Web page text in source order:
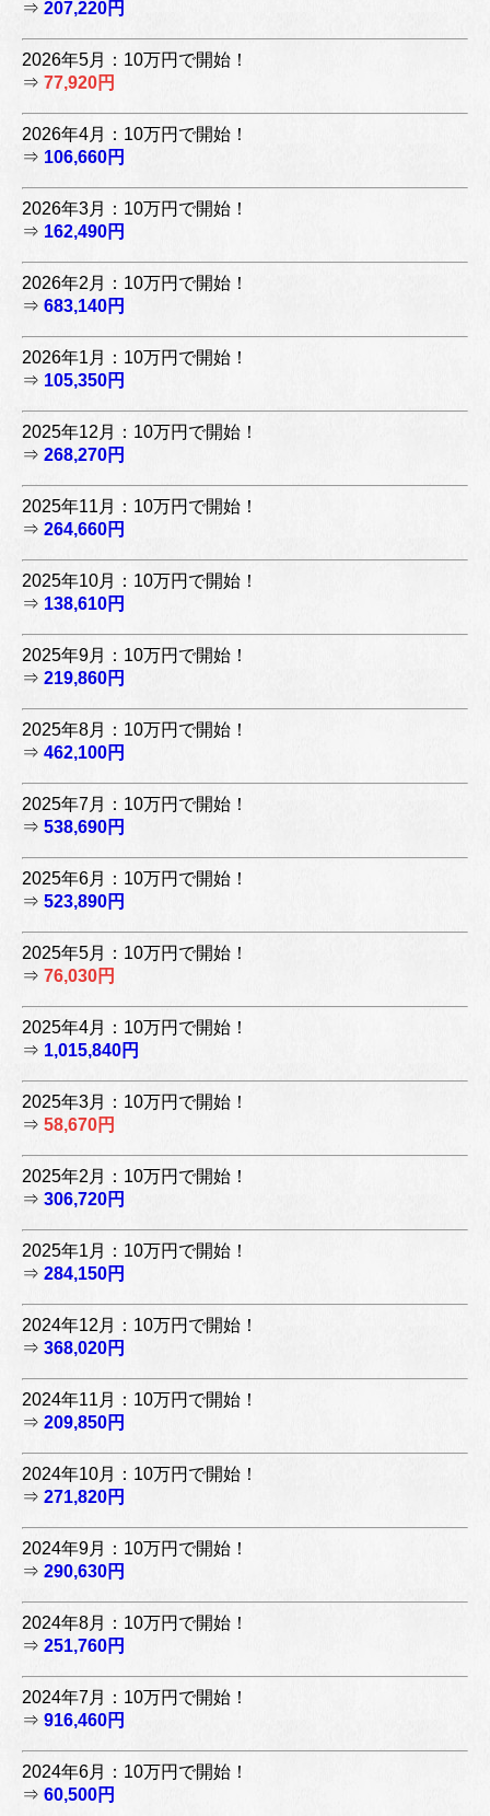
⇒ 207,220円
2026年5月：10万円で開始！
⇒ 77,920円
2026年4月：10万円で開始！
⇒ 106,660円
2026年3月：10万円で開始！
⇒ 162,490円
2026年2月：10万円で開始！
⇒ 683,140円
2026年1月：10万円で開始！
⇒ 105,350円
2025年12月：10万円で開始！
⇒ 268,270円
2025年11月：10万円で開始！
⇒ 264,660円
2025年10月：10万円で開始！
⇒ 138,610円
2025年9月：10万円で開始！
⇒ 219,860円
2025年8月：10万円で開始！
⇒ 462,100円
2025年7月：10万円で開始！
⇒ 538,690円
2025年6月：10万円で開始！
⇒ 523,890円
2025年5月：10万円で開始！
⇒ 76,030円
2025年4月：10万円で開始！
⇒ 1,015,840円
2025年3月：10万円で開始！
⇒ 58,670円
2025年2月：10万円で開始！
⇒ 306,720円
2025年1月：10万円で開始！
⇒ 284,150円
2024年12月：10万円で開始！
⇒ 368,020円
2024年11月：10万円で開始！
⇒ 209,850円
2024年10月：10万円で開始！
⇒ 271,820円
2024年9月：10万円で開始！
⇒ 290,630円
2024年8月：10万円で開始！
⇒ 251,760円
2024年7月：10万円で開始！
⇒ 916,460円
2024年6月：10万円で開始！
⇒ 60,500円